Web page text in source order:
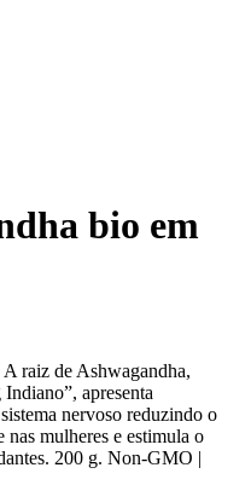
bio em
raiz de Ashwagandha,
apresenta
nervoso reduzindo o
nas mulheres e estimula o
200 g. Non-GMO |